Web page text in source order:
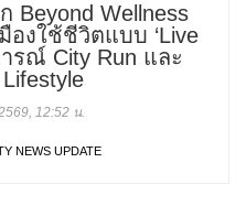
Beyond Wellness
องใช้ชีวิตแบบ ‘Live
รณ์ City Run และ
12:52 น.
NEWS UPDATE